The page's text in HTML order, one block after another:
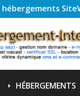
hébergements
HÉBERGEMENTS